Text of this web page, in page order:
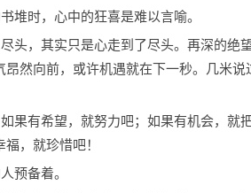
堆时，心中的狂喜是难以言喻。
头，其实只是心走到了尽头。再深的绝
然向前，或许机遇就在下一秒。几米
果有希望，就努力吧；如果有机会，就
，就珍惜吧！
预备着。